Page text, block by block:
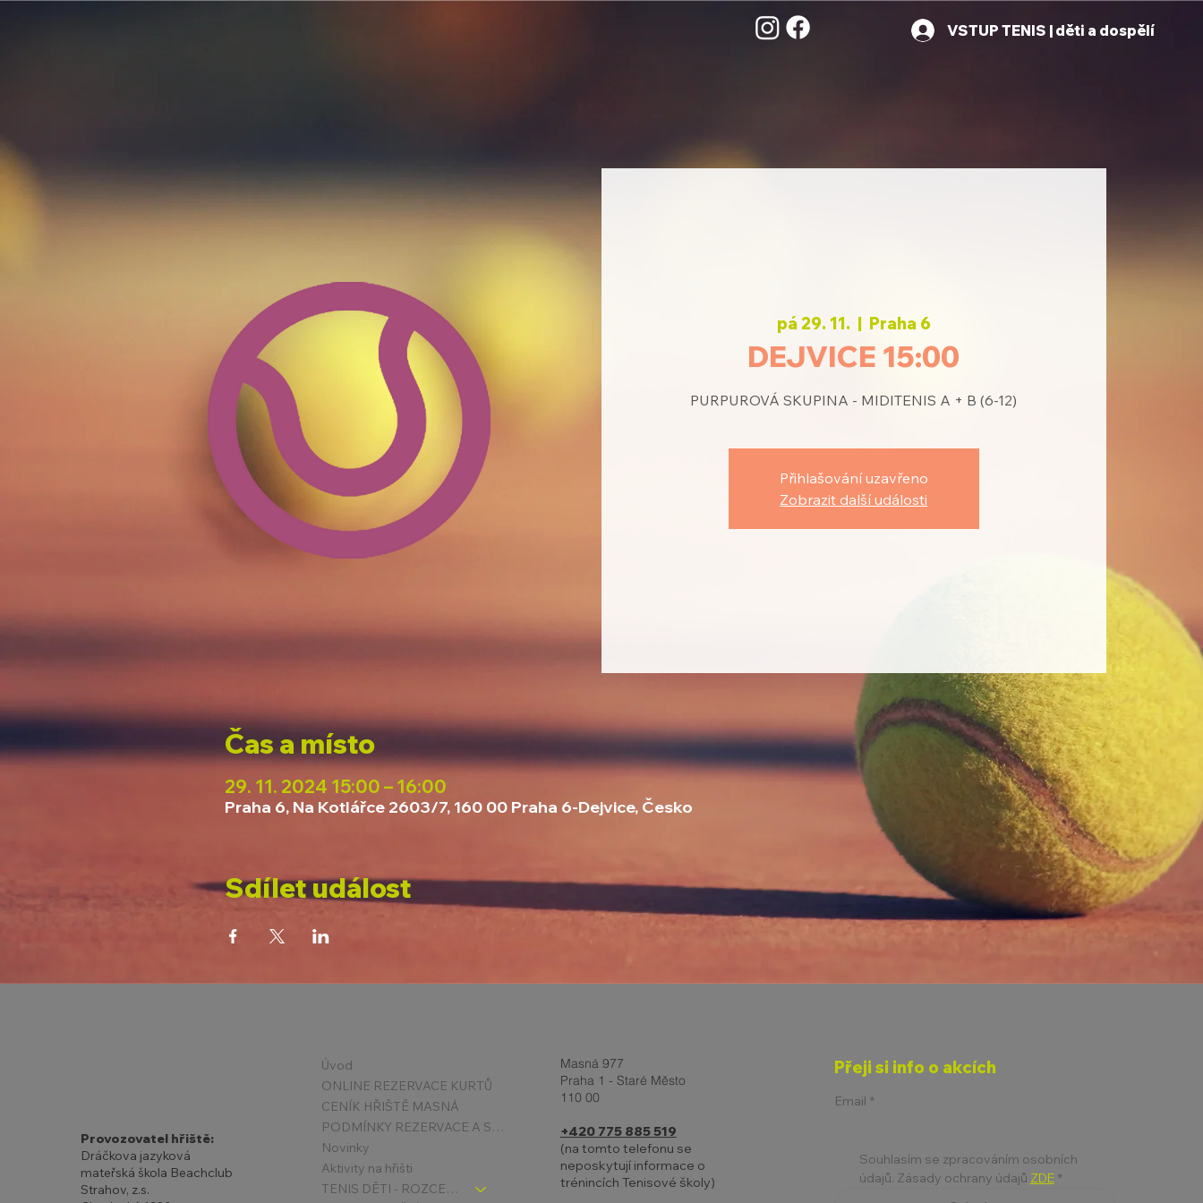
VSTUP TENIS | děti a dospělí
pá 29. 11.
  |
Praha 6
DEJVICE 15:00
PURPUROVÁ SKUPINA - MIDITENIS A + B (6-12)
Přihlašování uzavřeno
Zobrazit další události
Čas a místo
29. 11. 2024 15:00 – 16:00
Praha 6, Na Kotlářce 2603/7, 160 00 Praha 6-Dejvice, Česko
Sdílet událost
Provozovatel hřiště:
Dráčkova jazyková
mateřská škola Beachclub
Strahov, z.s.
Úvod
ONLINE REZERVACE KURTŮ
CENÍK HŘIŠTĚ MASNÁ
PODMÍNKY REZERVACE A STORNA
Novinky
Aktivity na hřišti
TENIS DĚTI - ROZCESTNÍK
Masná 977
Praha 1 - Staré Město
110 00
+420 775 885 519
(na tomto telefonu se
neposkytují informace o
trénincích Tenisové školy)
Přeji si info o akcích
Email *
Souhlasím se zpracováním osobních
údajů. Zásady ochrany údajů ZDE *